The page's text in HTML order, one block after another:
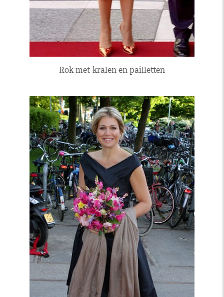
Rok met kralen en pailletten